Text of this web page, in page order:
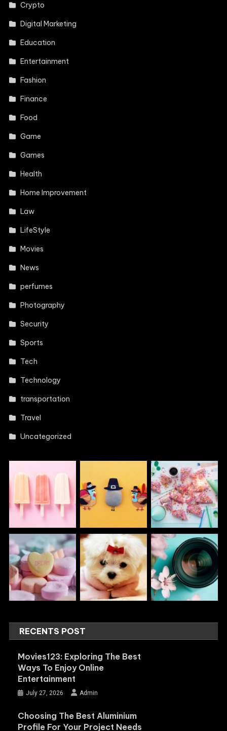
Crypto
Digital Marketing
Education
Entertainment
Fashion
Finance
Food
Game
Games
Health
Home Improvement
Law
LifeStyle
Movies
News
perfumes
Photography
Security
Sports
Tech
Technology
transportation
Travel
Uncategorized
RECENTS POST
Movies123: Exploring The Best
Ways To Enjoy Online
Entertainment
July 27, 2026 Admin
Choosing The Best Aluminium
Profile For Your Project Needs